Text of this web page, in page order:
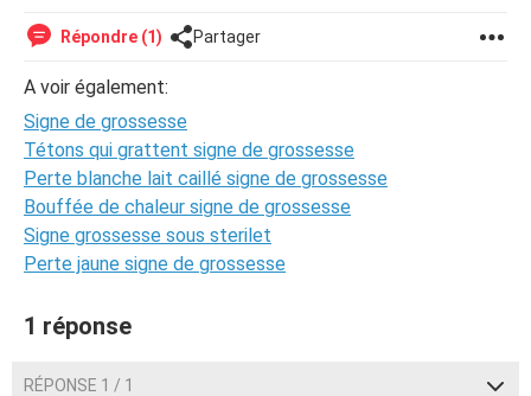
Répondre (1) Partager
A voir également:
Signe de grossesse
Tétons qui grattent signe de grossesse
Perte blanche lait caillé signe de grossesse
Bouffée de chaleur signe de grossesse
Signe grossesse sous sterilet
Perte jaune signe de grossesse
1 réponse
RÉPONSE 1 / 1